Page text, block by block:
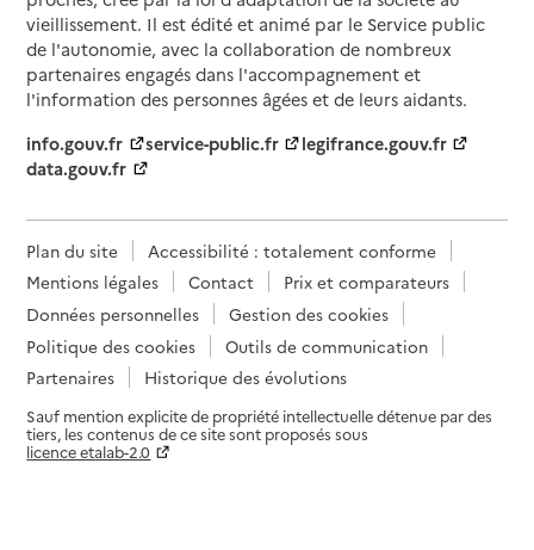
vieillissement. Il est édité et animé par le Service public
de l'autonomie, avec la collaboration de nombreux
partenaires engagés dans l'accompagnement et
l'information des personnes âgées et de leurs aidants.
info.gouv.fr
service-public.fr
legifrance.gouv.fr
data.gouv.fr
Plan du site
Accessibilité : totalement conforme
Mentions légales
Contact
Prix et comparateurs
Données personnelles
Gestion des cookies
Politique des cookies
Outils de communication
Partenaires
Historique des évolutions
Sauf mention explicite de propriété intellectuelle détenue par des
tiers, les contenus de ce site sont proposés sous
licence etalab-2.0